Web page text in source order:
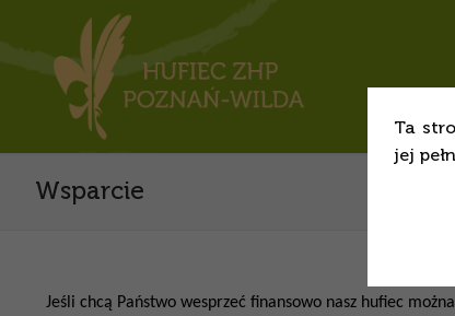
Ta
jej
Wsparcie
Jeśli chcą Państwo wesprzeć finansowo nasz hufiec